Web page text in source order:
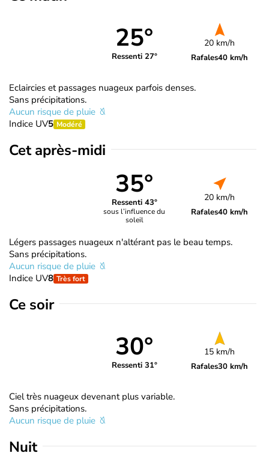
25°
Ressenti 27°
20 km/h
Rafales40 km/h
Eclaircies et passages nuageux parfois denses.
Sans précipitations.
Aucun risque de pluie
Indice UV5 Modéré
Cet après-midi
35°
Ressenti 43°
sous l’influence du
soleil
20 km/h
Rafales40 km/h
Légers passages nuageux n'altérant pas le beau temps.
Sans précipitations.
Aucun risque de pluie
Indice UV8 Très fort
Ce soir
30°
Ressenti 31°
15 km/h
Rafales30 km/h
Ciel très nuageux devenant plus variable.
Sans précipitations.
Aucun risque de pluie
Nuit